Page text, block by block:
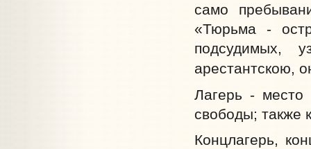
само
«Тюрьма -
подсудимых,
арестантскою,
Лагерь -
свободы; также
Концлагерь,